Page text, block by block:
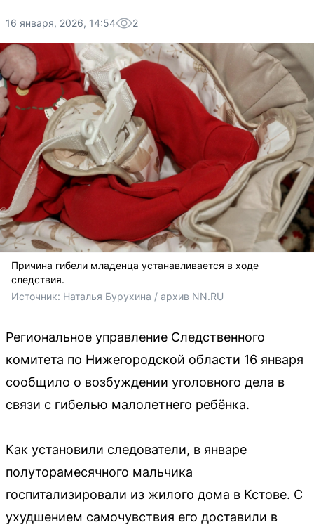
16 января, 2026, 14:54 2
Причина гибели младенца устанавливается в ходе
следствия.
Источник: Наталья Бурухина / архив NN.RU
Региональное управление Следственного
комитета по Нижегородской области 16 января
сообщило о возбуждении уголовного дела в
связи с гибелью малолетнего ребёнка.
Как установили следователи, в январе
полуторамесячного мальчика
госпитализировали из жилого дома в Кстове. С
ухудшением самочувствия его доставили в